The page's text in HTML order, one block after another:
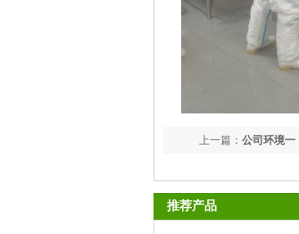
上一篇： 公司环境一
推荐产品